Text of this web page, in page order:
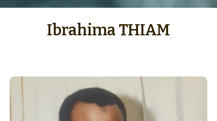
Ibrahima THIAM